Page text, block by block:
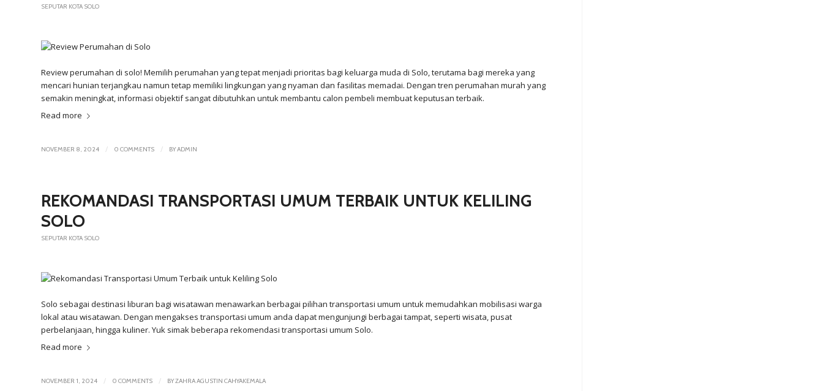
SEPUTAR KOTA SOLO
Review perumahan di solo! Memilih perumahan yang tepat menjadi prioritas bagi keluarga muda di Solo, terutama bagi mereka yang
mencari hunian terjangkau namun tetap memiliki lingkungan yang nyaman dan fasilitas memadai. Dengan tren perumahan murah yang
semakin meningkat, informasi objektif sangat dibutuhkan untuk membantu calon pembeli membuat keputusan terbaik.
Read more
NOVEMBER 8, 2024 / 0 COMMENTS / BYADMIN
REKOMANDASI TRANSPORTASI UMUM TERBAIK UNTUK KELILING
SOLO
SEPUTAR KOTA SOLO
Solo sebagai destinasi liburan bagi wisatawan menawarkan berbagai pilihan transportasi umum untuk memudahkan mobilisasi warga
lokal atau wisatawan. Dengan mengakses transportasi umum anda dapat mengunjungi berbagai tampat, seperti wisata, pusat
perbelanjaan, hingga kuliner. Yuk simak beberapa rekomendasi transportasi umum Solo.
Read more
NOVEMBER 1, 2024 / 0 COMMENTS / BYZAHRA AGUSTIN CAHYAKEMALA